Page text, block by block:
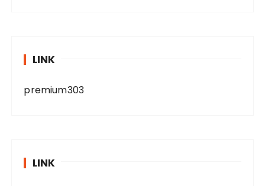
LINK
premium303
LINK